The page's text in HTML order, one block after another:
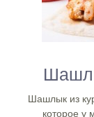
Шашлык из
которое у